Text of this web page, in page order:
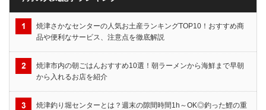
焼津さかなセンターの人気お土産ランキングTOP10！おすすめ商
品や便利なサービス、注意点を徹底解説
焼津市内の朝ごはんおすすめ10選！朝ラーメンから海鮮まで早朝
から入れるお店を紹介
焼津釣り堀センターとは？週末の隙間時間1h～OK◎釣った鯉の重